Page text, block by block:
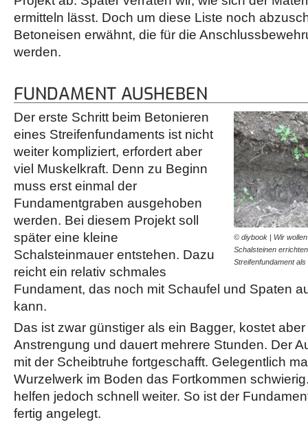
ermitteln lässt. Doch um diese Liste noch
Betoneisen erwähnt, die für die
werden.
FUNDAMENT AUSHEBEN
© diybook | Wir
Schalsteinen
Streifenfundament
Der erste Schritt beim Betonieren
eines Streifenfundaments ist nicht
weiter kompliziert, erfordert aber
viel Muskelkraft. Denn zu Beginn
muss erst einmal der
Fundamentgraben ausgehoben
werden. Bei diesem Projekt soll
später eine kleine
Schalsteinmauer entstehen. Dazu
reicht ein relativ schmales
Fundament, das noch mit Schaufel und Spaten
kann.
Das ist zwar günstiger als ein Bagger, kostet
Anstrengung und dauert mehrere Stunden. Der
mit der Scheibtruhe fortgeschafft. Gelegentlich
Wurzelwerk im Boden das Fortkommen
helfen jedoch schnell weiter. So ist der
fertig angelegt.